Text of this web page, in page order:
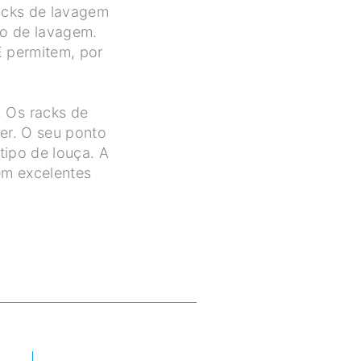
de lavagem
de lavagem.
permitem, por
Os racks de
O seu ponto
de louça. A
excelentes